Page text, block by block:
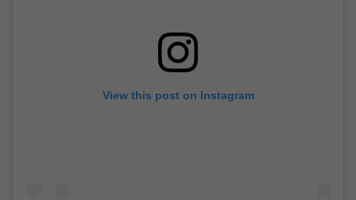
View this post on Instagram